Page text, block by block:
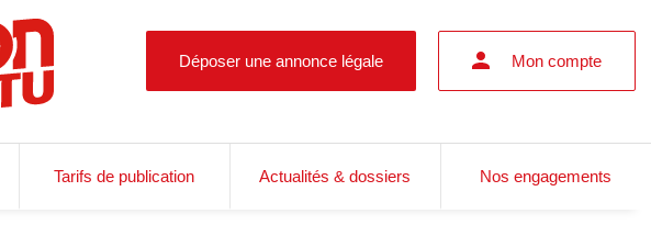
Déposer une annonce légale Mon compte
Tarifs de publication Actualités & dossiers Nos engagements